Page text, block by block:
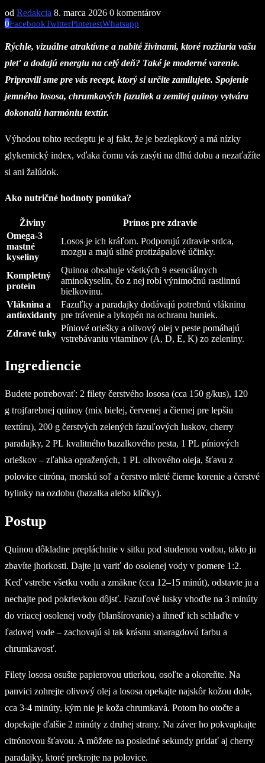
od Redakcia 8. marca 2026 0 komentárov
0FacebookTwitterPinterestWhatsapp
Rýchle, vizuálne atraktívne a nabité živinami, ktoré rozžiaria vašu
pleť a dodajú energiu na celý deň? Také je moderné varenie.
Pripravili sme pre vás recept, ktorý si určite zamilujete. Spojenie
jemného lososa, chrumkavých fazuliek a zemitej quinoy vytvára
dokonalú harmóniu textúr.
Výhodou tohto recdeptu je aj fakt, že je bezlepkový a má nízky
glykemický index, vďaka čomu vás zasýti na dlhú dobu a nezaťažíte
si ani žalúdok.
Ako nutričné hodnoty ponúka?
Živiny
Prínos pre zdravie
Omega-3
mastné
kyseliny
Losos je ich kráľom. Podporujú zdravie srdca,
mozgu a majú silné protizápalové účinky.
Kompletný
proteín
Quinoa obsahuje všetkých 9 esenciálnych
aminokyselín, čo z nej robí výnimočnú rastlinnú
bielkovinu.
Vláknina a
antioxidanty
Fazuľky a paradajky dodávajú potrebnú vlákninu
pre trávenie a lykopén na ochranu buniek.
Zdravé tuky
Píniové oriešky a olivový olej v peste pomáhajú
vstrebávaniu vitamínov (A, D, E, K) zo zeleniny.
Ingrediencie
Budete potrebovať: 2 filety čerstvého lososa (cca 150 g/kus), 120
g trojfarebnej quinoy (mix bielej, červenej a čiernej pre lepšiu
textúru), 200 g čerstvých zelených fazuľových luskov, cherry
paradajky, 2 PL kvalitného bazalkového pesta, 1 PL píniových
orieškov – zľahka opražených, 1 PL olivového oleja, šťavu z
polovice citróna, morskú soľ a čerstvo mleté čierne korenie a čerstvé
bylinky na ozdobu (bazalka alebo klíčky).
Postup
Quinou dôkladne prepláchnite v sitku pod studenou vodou, takto ju
zbavíte jhorkosti. Dajte ju variť do osolenej vody v pomere 1:2.
Keď vstrebe všetku vodu a zmäkne (cca 12–15 minút), odstavte ju a
nechajte pod pokrievkou dôjsť. Fazuľové lusky vhoďte na 3 minúty
do vriacej osolenej vody (blanšírovanie) a ihneď ich schlaďte v
ľadovej vode – zachovajú si tak krásnu smaragdovú farbu a
chrumkavosť.
Filety lososa osušte papierovou utierkou, osoľte a okoreňte. Na
panvici zohrejte olivový olej a lososa opekajte najskôr kožou dole,
cca 3-4 minúty, kým nie je koža chrumkavá. Potom ho otočte a
dopekajte ďalšie 2 minúty z druhej strany. Na záver ho pokvapkajte
citrónovou šťavou. A môžete na posledné sekundy pridať aj cherry
paradajky, ktoré prekrojte na polovice.